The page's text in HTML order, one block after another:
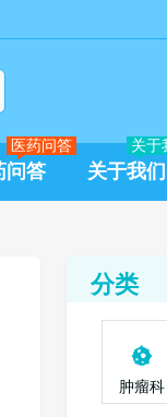
问答
医药问答
关于我们
关于
分类
肿瘤科